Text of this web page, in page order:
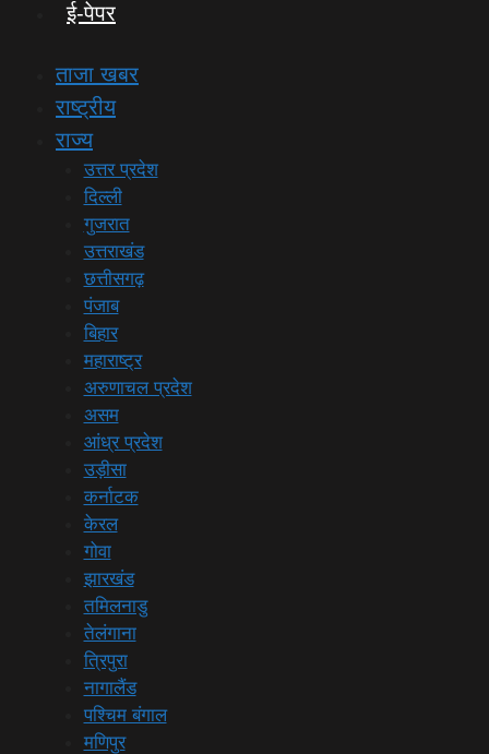
ई-पेपर
ताजा खबर
राष्ट्रीय
राज्य
उत्तर प्रदेश
दिल्ली
गुजरात
उत्तराखंड
छत्तीसगढ़
पंजाब
बिहार
महाराष्ट्र
अरुणाचल प्रदेश
असम
आंध्र प्रदेश
उड़ीसा
कर्नाटक
केरल
गोवा
झारखंड
तमिलनाडु
तेलंगाना
त्रिपुरा
नागालैंड
पश्चिम बंगाल
मणिपुर